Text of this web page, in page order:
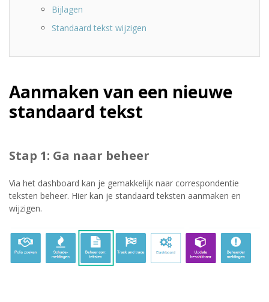
Bijlagen
Standaard tekst wijzigen
Aanmaken van een nieuwe
standaard tekst
Stap 1: Ga naar beheer
Via het dashboard kan je gemakkelijk naar correspondentie
teksten beheer. Hier kan je standaard teksten aanmaken en
wijzigen.